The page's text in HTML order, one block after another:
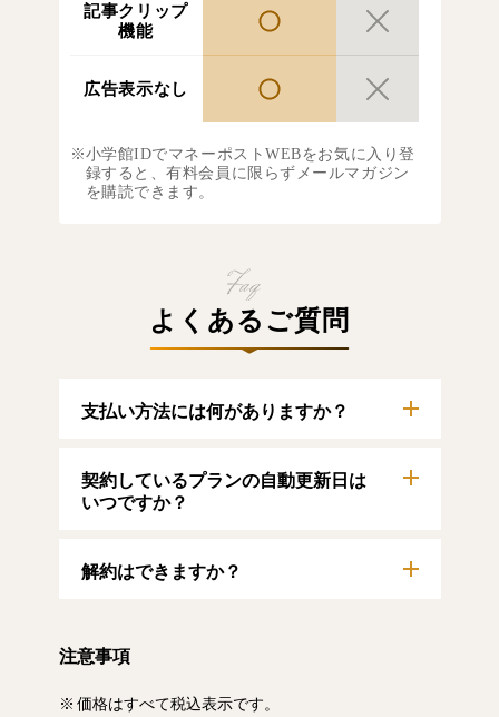
記事クリップ
機能
広告表示なし
小学館IDでマネーポストWEBをお気に入り登
録すると、有料会員に限らずメールマガジン
を購読できます。
よくあるご質問
支払い方法には何がありますか？
す。
【クレジットカード】
契約しているプランの自動更新日は
いつですか？
ンのご利用期間は、マイページにてご確認い
解約はできますか？
事をお読みいただけます。なお、日割り清算
注意事項
価格はすべて税込表示です。